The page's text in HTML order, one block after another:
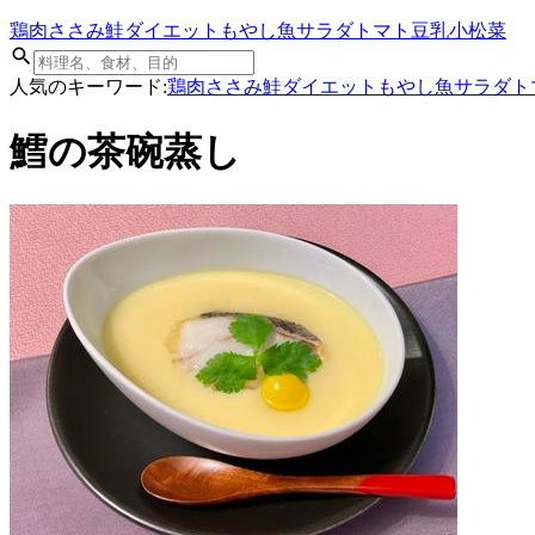
鶏肉ささみ鮭ダイエット もやし魚サラダトマト 豆乳小松菜
人気のキーワード:鶏肉ささみ鮭ダイエット もやし魚サラダト
鱈の茶碗蒸し